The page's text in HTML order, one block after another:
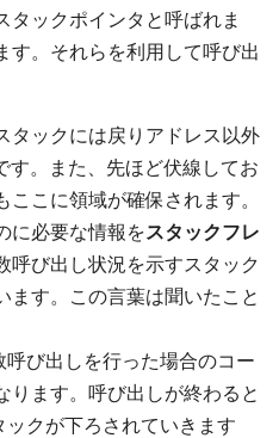
タックポインタと呼ばれま
す。それらを利用して呼び出
タックには戻りアドレス以外
す。また、先ほど伏線してお
こに領域が確保されます。
に必要な情報をスタックフレ
呼び出し状況を示すスタック
ます。この言葉は聞いたこと
び出しを行った場合のコー
ります。呼び出しが終わると
クが下ろされていきます